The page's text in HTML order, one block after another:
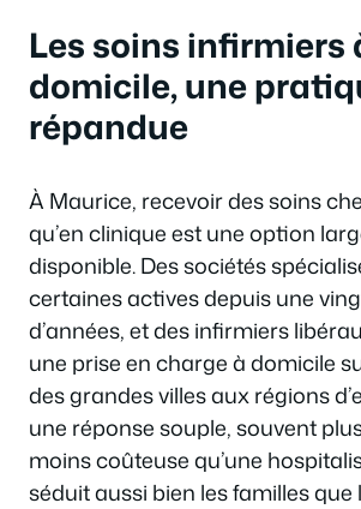
Les soins infirmiers
domicile, une
répandue
À Maurice, recevoir des soins
qu’en clinique est une option
disponible. Des sociétés
certaines actives depuis une
d’années, et des infirmiers
une prise en charge à domicile
des grandes villes aux régions
une réponse souple, souvent
moins coûteuse qu’une
séduit aussi bien les familles que